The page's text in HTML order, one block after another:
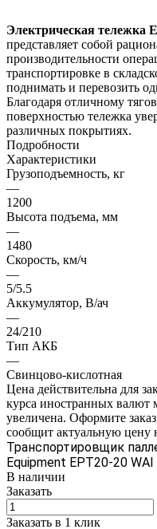
Электрическая тележка
представляет собой
производительности
транспортировке в
поднимать и перевозить
Благодаря отличному
поверхностью тележка
различных покрытиях.
Подробности
Характеристики
Грузоподъемность, кг
—
1200
Высота подъема, мм
—
1480
Скорость, км/ч
—
5/5.5
Аккумулятор, В/ач
—
24/210
Тип АКБ
—
Свинцово-кислотная
Цена действительна для
курса иностранных валют
увеличена. Оформите
сообщит актуальную цену
Транспортировщик
Equipment EPT20-20 WAI
В наличии
Заказать
Заказать в 1 клик